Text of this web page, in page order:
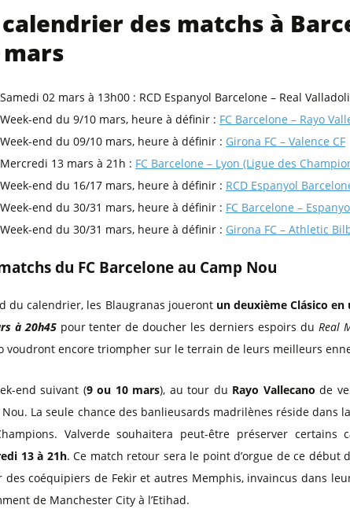
des matchs à
Samedi 02 mars à 13h00 : RCD Espanyol Barcelone – Real
Week-end du 9/10 mars, heure à définir : FC Barcelone – Rayo
Week-end du 09/10 mars, heure à définir : Girona FC – Valence CF
Mercredi 13 mars à 21h : FC Barcelone – Lyon (Ligue des
Week-end du 16/17 mars, heure à définir : RCD Espanyol
Week-end du 30/31 mars, heure à définir : FC Barcelone –
Week-end du 30/31 mars, heure à définir : Girona FC – Athletic
du FC Barcelone au Camp Nou
du calendrier, les Blaugranas joueront un deuxième Clásico
à 20h45 pour tenter de doucher les derniers espoirs du Real
voudront encore triompher sur le terrain de leurs meilleurs
end suivant (9 ou 10 mars), au tour du Rayo Vallecano de
Nou. La seule chance des banlieusards madrilènes réside dans
Valverde souhaitera peut-être préserver certains
13 à 21h. Ce match retour sera le point d’orgue de ce début
des coéquipiers de Fekir et autres Memphis, invaincus dans
de Manchester City à l’Etihad.